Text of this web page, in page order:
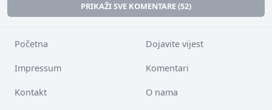
PRIKAŽI SVE KOMENTARE (52)
Početna Dojavite vijest
Impressum Komentari
Kontakt O nama